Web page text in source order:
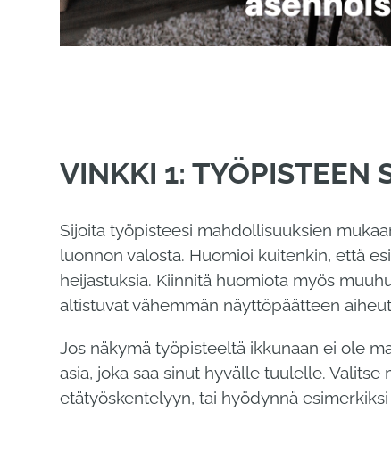
VINKKI 1: TYÖPISTEEN
Sijoita työpisteesi mahdollisuuksien
luonnon valosta. Huomioi kuitenkin, että
heijastuksia. Kiinnitä huomiota myös
altistuvat vähemmän näyttöpäätteen
Jos näkymä työpisteeltä ikkunaan ei ole
asia, joka saa sinut hyvälle tuulelle.
etätyöskentelyyn, tai hyödynnä